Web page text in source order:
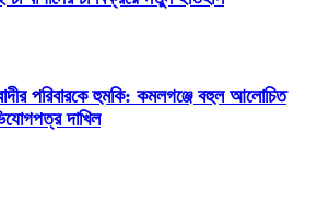
পরিবারকে হুমকি: কমলগঞ্জে বহুল আলোচিত
দাখিল